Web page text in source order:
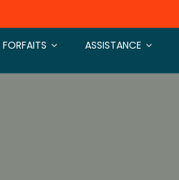
FORFAITS ASSISTANCE